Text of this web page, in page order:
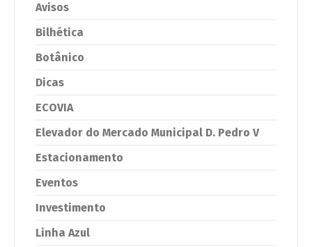
Avisos
Bilhética
Botânico
Dicas
ECOVIA
Elevador do Mercado Municipal D. Pedro V
Estacionamento
Eventos
Investimento
Linha Azul